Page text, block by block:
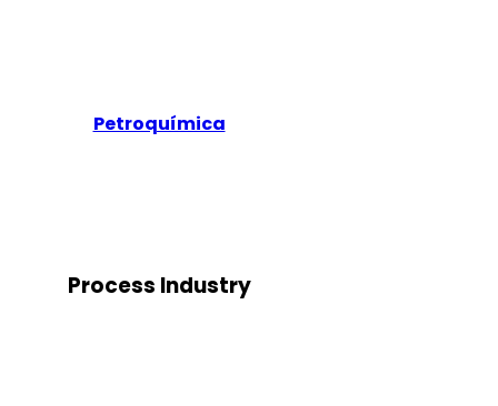
Petroquímica
Process Industry